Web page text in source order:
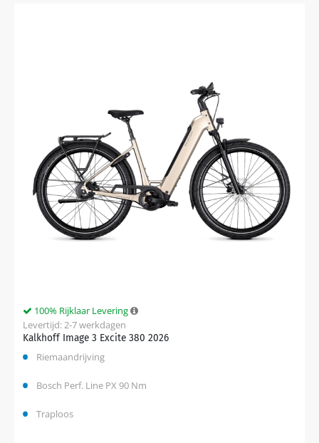
Kalkhoff Image 3 Excite 380 2026
100% Rijklaar Levering
Levertijd: 2-7 werkdagen
Riemaandrijving
Bosch Perf. Line PX 90 Nm
Traploos